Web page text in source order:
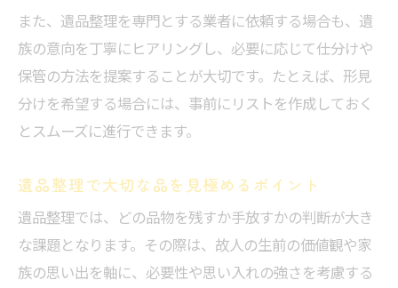
また、遺品整理を専門とする業者に依頼する場合も、遺
族の意向を丁寧にヒアリングし、必要に応じて仕分けや
保管の方法を提案することが大切です。たとえば、形見
分けを希望する場合には、事前にリストを作成しておく
とスムーズに進行できます。
遺品整理で大切な品を見極めるポイント
遺品整理では、どの品物を残すか手放すかの判断が大き
な課題となります。その際は、故人の生前の価値観や家
族の思い出を軸に、必要性や思い入れの強さを考慮する